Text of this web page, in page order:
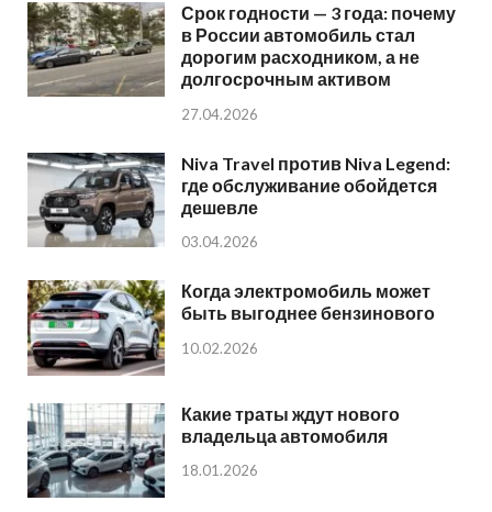
Срок годности — 3 года: почему
в России автомобиль стал
дорогим расходником, а не
долгосрочным активом
27.04.2026
Niva Travel против Niva Legend:
где обслуживание обойдется
дешевле
03.04.2026
Когда электромобиль может
быть выгоднее бензинового
10.02.2026
Какие траты ждут нового
владельца автомобиля
18.01.2026